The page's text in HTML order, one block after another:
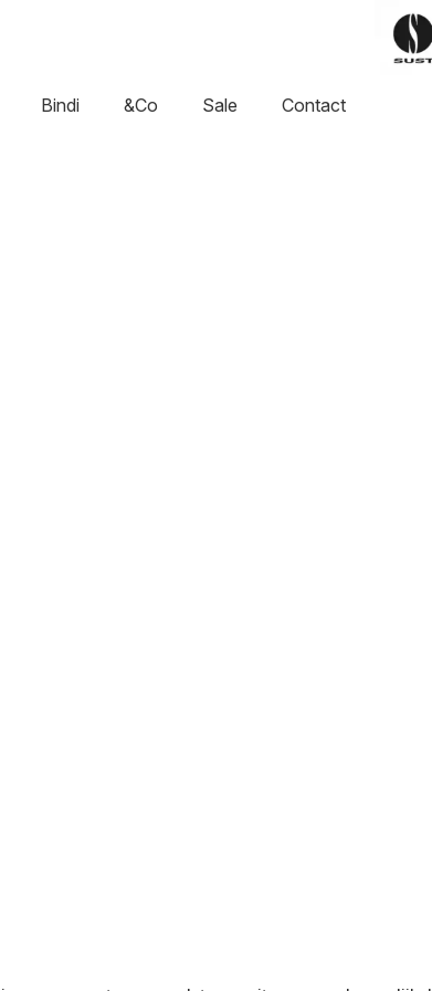
Bindi &Co Sale Contact